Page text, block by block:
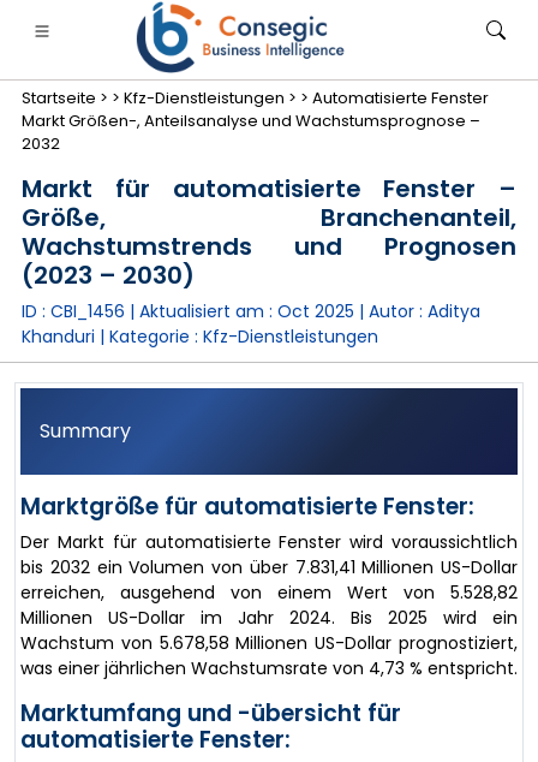
Finanzdienstleistungen und Versicherungen
• Konsumgüter • Energie und Strom
•
• Fallstudien
Startseite > > Kfz-Dienstleistungen > > Automatisierte Fenster
Markt Größen-, Anteilsanalyse und Wachstumsprognose –
2032
Markt für automatisierte Fenster –
Größe, Branchenanteil,
Wachstumstrends und Prognosen
(2023 – 2030)
ID : CBI_1456 | Aktualisiert am : Oct 2025 | Autor : Aditya
Khanduri | Kategorie : Kfz-Dienstleistungen
Summary
Marktgröße für automatisierte Fenster:
Der Markt für automatisierte Fenster wird voraussichtlich
bis 2032 ein Volumen von über 7.831,41 Millionen US-Dollar
erreichen, ausgehend von einem Wert von 5.528,82
Millionen US-Dollar im Jahr 2024. Bis 2025 wird ein
Wachstum von 5.678,58 Millionen US-Dollar prognostiziert,
was einer jährlichen Wachstumsrate von 4,73 % entspricht.
Marktumfang und -übersicht für
automatisierte Fenster: